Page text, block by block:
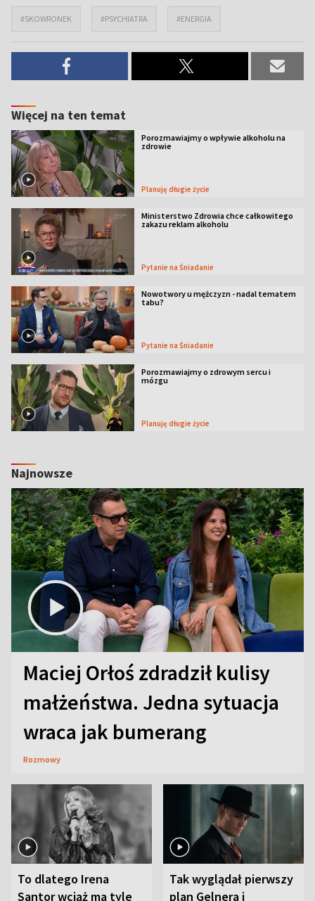
#SKOWRONEK #PSYCHIATRA #ENERGIA
Więcej na ten temat
Porozmawiajmy o wpływie alkoholu na
zdrowie
Planuję długie życie
Ministerstwo Zdrowia chce całkowitego
zakazu reklam alkoholu
Pytanie na Śniadanie
Nowotwory u mężczyzn - nadal tematem
tabu?
Pytanie na Śniadanie
Porozmawiajmy o zdrowym sercu i
mózgu
Planuję długie życie
Najnowsze
Maciej Orłoś zdradził kulisy
małżeństwa. Jedna sytuacja
wraca jak bumerang
Rozmowy
To dlatego Irena
Santor wciąż ma tyle
Tak wyglądał pierwszy
plan Gelnera i